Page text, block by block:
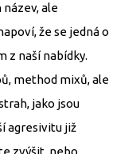
ale
že se jedná o
z naší nabídky.
method mixů, ale
jako jsou
agresivitu již
zvýšit, nebo